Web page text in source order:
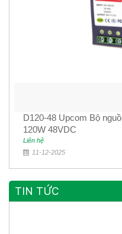
D120-48 Upcom Bộ
120W 48VDC
Liên hệ
11-12-2025
TIN TỨC